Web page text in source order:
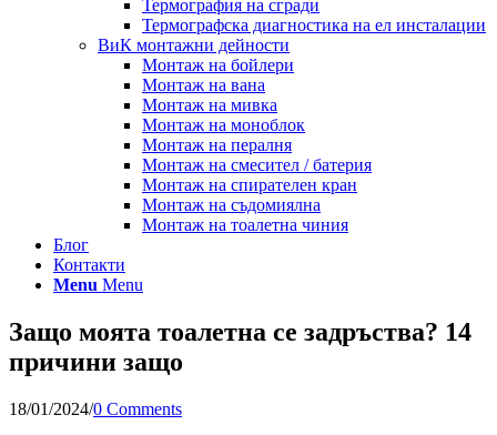
Термография на сгради
Термографска диагностика на ел инсталации
ВиК монтажни дейности
Монтаж на бойлери
Монтаж на вана
Монтаж на мивка
Монтаж на моноблок
Монтаж на пералня
Монтаж на смесител / батерия
Монтаж на спирателен кран
Монтаж на съдомиялна
Монтаж на тоалетна чиния
Блог
Контакти
Menu Menu
Защо моята тоалетна се задръства? 14
причини защо
18/01/2024/0 Comments